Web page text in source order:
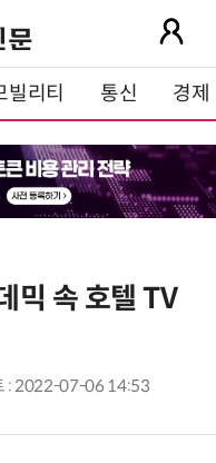
빌리티 통신 경제
믹 속 호텔 TV
: 2022-07-06 14:53